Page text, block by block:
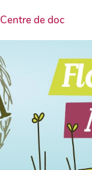
Centre de doc